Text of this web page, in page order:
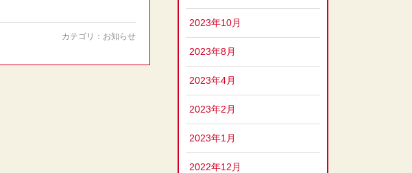
カテゴリ： お知らせ
2023年10月
2023年8月
2023年4月
2023年2月
2023年1月
2022年12月